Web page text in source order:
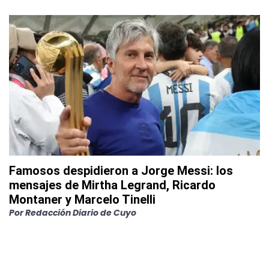
Famosos despidieron a Jorge Messi: los
mensajes de Mirtha Legrand, Ricardo
Montaner y Marcelo Tinelli
PorRedacción Diario de Cuyo